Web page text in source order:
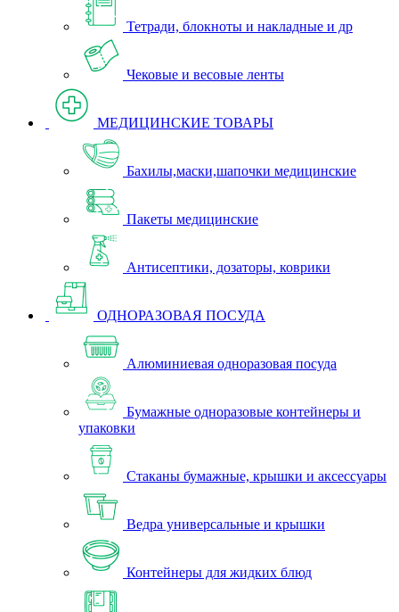
Тетради, блокноты и накладные и др
Чековые и весовые ленты
МЕДИЦИНСКИЕ ТОВАРЫ
Бахилы,маски,шапочки медицинские
Пакеты медицинские
Антисептики, дозаторы, коврики
ОДНОРАЗОВАЯ ПОСУДА
Алюминиевая одноразовая посуда
Бумажные одноразовые контейнеры и
упаковки
Стаканы бумажные, крышки и аксессуары
Ведра универсальные и крышки
Контейнеры для жидких блюд